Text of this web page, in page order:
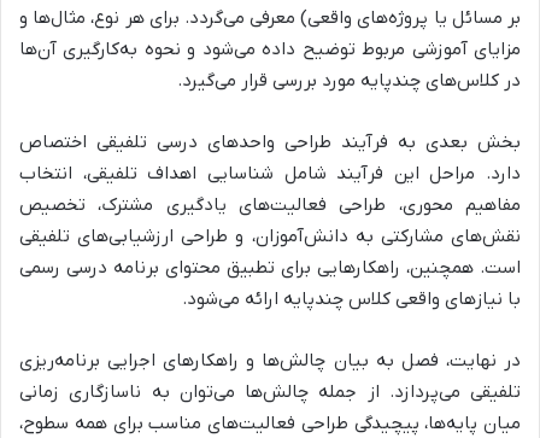
بر مسائل یا پروژه‌های واقعی)معرفی می‌گردد. برای هر نوع، مثال‌ها و
مزایای آموزشی مربوط توضیح داده می‌شود و نحوه به‌کارگیری آن‌ها
در کلاس‌های چندپایه مورد بررسی قرار می‌گیرد.
بخش بعدی به فرآیند طراحی واحدهای درسی تلفیقی اختصاص
دارد. مراحل این فرآیند شامل شناسایی اهداف تلفیقی، انتخاب
مفاهیم محوری، طراحی فعالیت‌های یادگیری مشترک، تخصیص
نقش‌های مشارکتی به دانش‌آموزان، و طراحی ارزشیابی‌های تلفیقی
است. همچنین، راهکارهایی برای تطبیق محتوای برنامه درسی رسمی
با نیازهای واقعی کلاس چندپایه ارائه می‌شود.
در نهایت، فصل به بیان چالش‌ها و راهکارهای اجرایی برنامه‌ریزی
تلفیقی می‌پردازد. از جمله چالش‌ها می‌توان به ناسازگاری زمانی
میان پایه‌ها، پیچیدگی طراحی فعالیت‌های مناسب برای همه سطوح،